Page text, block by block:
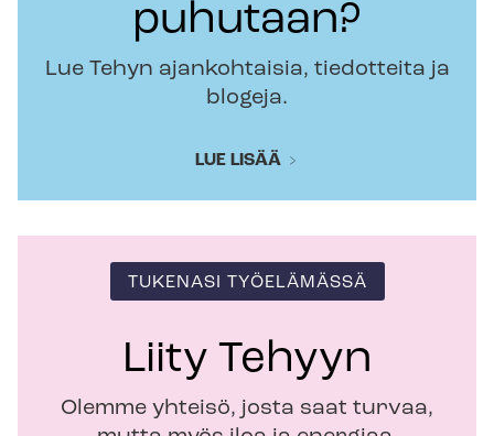
puhutaan?
Lue Tehyn ajankohtaisia, tiedotteita ja
blogeja.
LUE LISÄÄ
TUKENASI TYÖELÄMÄSSÄ
Liity Tehyyn
Olemme yhteisö, josta saat turvaa,